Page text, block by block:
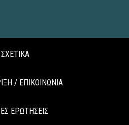
ΣΧΕΤΙΚΑ
/ ΕΠΙΚΟΙΝΩΝΙΑ
ΕΡΩΤΗΣΕΙΣ